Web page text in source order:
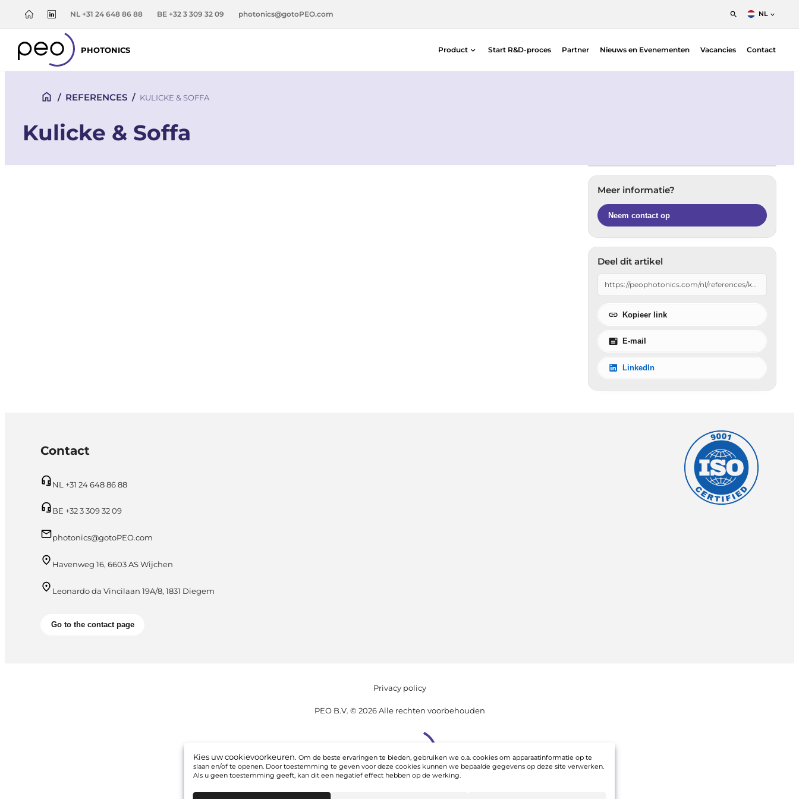
NL +31 24 648 86 88 BE +32 3 309 32 09 photonics@gotoPEO.com NL
English
Nederlands
PHOTONICS Product Start R&D-proces Partner Nieuws en Evenementen Vacancies Contact
/ REFERENCES / KULICKE & SOFFA
Kulicke & Soffa
Meer informatie?
Neem contact op
Deel dit artikel
Kopieer link
E-mail
LinkedIn
Contact
NL +31 24 648 86 88
BE +32 3 309 32 09
photonics@gotoPEO.com
Havenweg 16, 6603 AS Wijchen
Leonardo da Vincilaan 19A/8, 1831 Diegem
Go to the contact page
Privacy policy
PEO B.V. © 2026 Alle rechten voorbehouden
Kies uw cookievoorkeuren. Om de beste ervaringen te bieden, gebruiken we o.a. cookies om apparaatinformatie op te
slaan en/of te openen. Door toestemming te geven voor deze cookies kunnen we bepaalde gegevens op deze site verwerken.
Als u geen toestemming geeft, kan dit een negatief effect hebben op de werking.